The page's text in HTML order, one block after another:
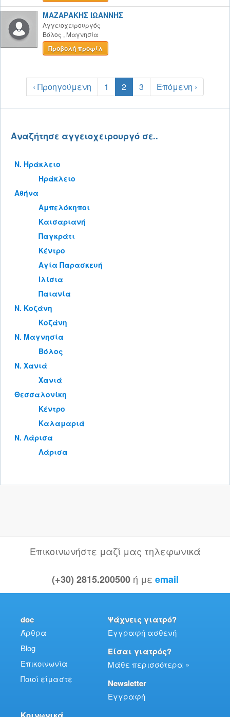
ΜΑΖΑΡΑΚΗΣ ΙΩΑΝΝΗΣ
Αγγειοχειρουργός
Βόλος , Μαγνησία
Προβολή προφίλ
‹ Προηγούμενη 1 2 3 Επόμενη ›
Αναζήτησε αγγειοχειρουργό σε..
Ν. Ηράκλειο
Ηράκλειο
Αθήνα
Αμπελόκηποι
Καισαριανή
Παγκράτι
Κέντρο
Αγία Παρασκευή
Ιλίσια
Παιανία
Ν. Κοζάνη
Κοζάνη
Ν. Μαγνησία
Βόλος
Ν. Χανιά
Χανιά
Θεσσαλονίκη
Κέντρο
Καλαμαριά
Ν. Λάρισα
Λάρισα
Επικοινωνήστε μαζί μας τηλεφωνικά
(+30) 2815.200500 ή με email
doc
Άρθρα
Blog
Επικοινωνία
Ποιοί είμαστε
Ψάχνεις γιατρό?
Εγγραφή ασθενή
Είσαι γιατρός?
Μάθε περισσότερα »
Newsletter
Εγγραφή